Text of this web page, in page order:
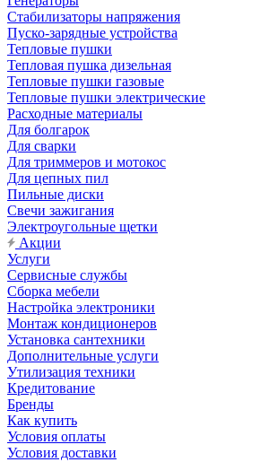
Стабилизаторы напряжения
Пуско-зарядные устройства
Тепловые пушки
Тепловая пушка дизельная
Тепловые пушки газовые
Тепловые пушки электрические
Расходные материалы
Для болгарок
Для сварки
Для триммеров и мотокос
Для цепных пил
Пильные диски
Свечи зажигания
Электроугольные щетки
Акции
Услуги
Сервисные службы
Сборка мебели
Настройка электроники
Монтаж кондиционеров
Установка сантехники
Дополнительные услуги
Утилизация техники
Кредитование
Бренды
Как купить
Условия оплаты
Условия доставки